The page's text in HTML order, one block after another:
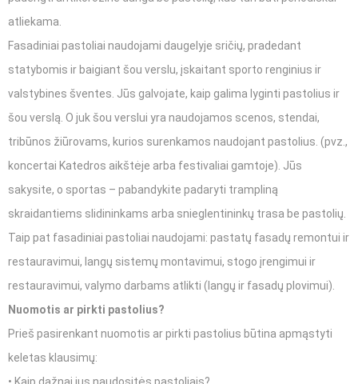
atliekama.
Fasadiniai pastoliai naudojami daugelyje sričių, pradedant
statybomis ir baigiant šou verslu, įskaitant sporto renginius ir
valstybines šventes. Jūs galvojate, kaip galima lyginti pastolius ir
šou verslą. O juk šou verslui yra naudojamos scenos, stendai,
tribūnos žiūrovams, kurios surenkamos naudojant pastolius. (pvz.,
koncertai Katedros aikštėje arba festivaliai gamtoje). Jūs
sakysite, o sportas – pabandykite padaryti trampliną
skraidantiems slidininkams arba snieglentininkų trasa be pastolių.
Taip pat fasadiniai pastoliai naudojami: pastatų fasadų remontui ir
restauravimui, langų sistemų montavimui, stogo įrengimui ir
restauravimui, valymo darbams atlikti (langų ir fasadų plovimui).
Nuomotis ar pirkti pastolius?
Prieš pasirenkant nuomotis ar pirkti pastolius būtina apmąstyti
keletas klausimų: